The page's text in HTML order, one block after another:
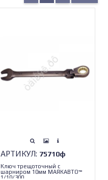
АРТИКУЛ: 75710ф
Ключ трещоточный с
шарниром 10мм МАЯКАВТО™
1/10/300_